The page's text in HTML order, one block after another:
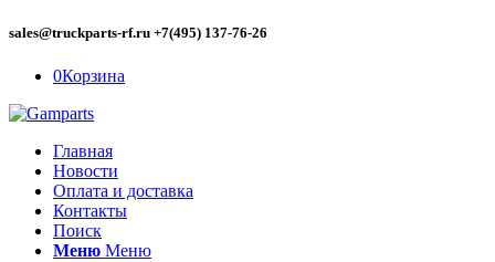
sales@truckparts-rf.ru +7(495) 137-76-26
0Корзина
Главная
Новости
Оплата и доставка
Контакты
Поиск
Меню Меню